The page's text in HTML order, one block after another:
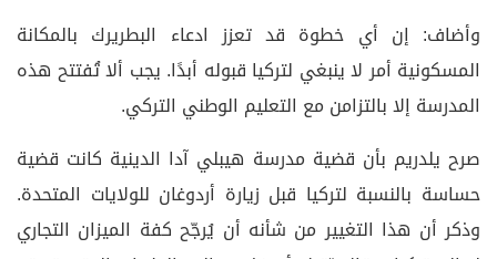
وأضاف: إن أي خطوة قد تعزز ادعاء البطريرك بالمكانة
المسكونية أمر لا ينبغي لتركيا قبوله أبدًا. يجب ألا تُفتتح هذه
المدرسة إلا بالتزامن مع التعليم الوطني التركي.
صرح يلدريم بأن قضية مدرسة هيبلي آدا الدينية كانت قضية
حساسة بالنسبة لتركيا قبل زيارة أردوغان للولايات المتحدة.
وذكر أن هذا التغيير من شأنه أن يُرجّح كفة الميزان التجاري